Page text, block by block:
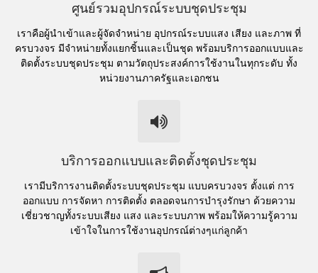
ศูนย์รวมอุปกรณ์ระบบชุดประชุม
เราคือผู้นำเข้าและผู้จัดจำหน่าย อุปกรณ์ระบบแสง เสียง และภาพ ที่
ครบวงจร มีจำหน่ายทั้งแยกชิ้นและเป็นชุด พร้อมบริการออกแบบและ
ติดตั้งระบบชุดประชุม ตามวัตถุประสงค์การใช้งานในทุกระดับ ทั้ง
หน่วยงานภาครัฐและเอกชน
บริการออกแบบและติดตั้งชุดประชุม
เรามีบริการงานติดตั้งระบบชุดประชุม แบบครบวงจร ตั้งแต่ การ
ออกแบบ การจัดหา การติดตั้ง ตลอดจนการบำรุงรักษา ด้วยความ
เชี่ยวชาญทั้งระบบเสียง แสง และระบบภาพ พร้อมให้ความรู้ความ
เข้าใจในการใช้งานอุปกรณ์ต่างๆแก่ลูกค้า